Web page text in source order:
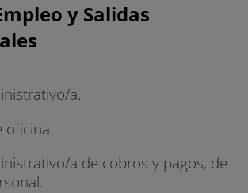
y Salidas
a.
oficina.
a de cobros y pagos, de